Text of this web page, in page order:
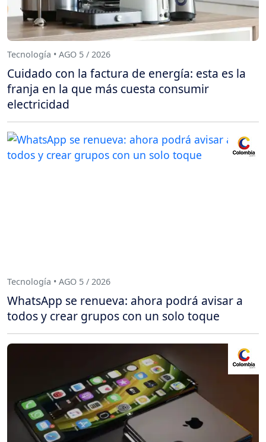
Tecnología • AGO 5 / 2026
Cuidado con la factura de energía: esta es la
franja en la que más cuesta consumir
electricidad
Tecnología • AGO 5 / 2026
WhatsApp se renueva: ahora podrá avisar a
todos y crear grupos con un solo toque